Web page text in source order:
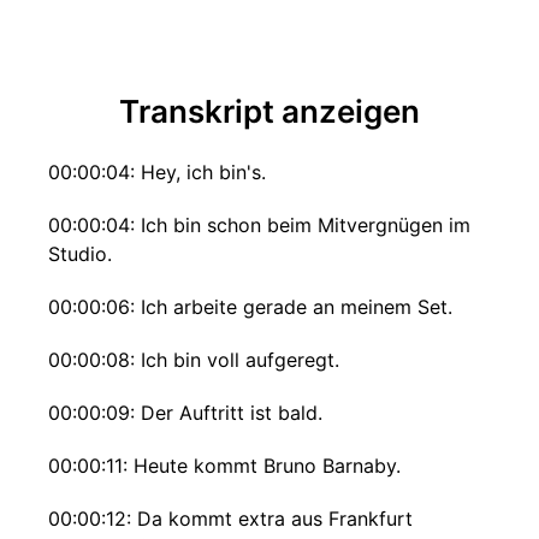
Transkript anzeigen
00:00:04: Hey, ich bin's.
00:00:04: Ich bin schon beim Mitvergnügen im
Studio.
00:00:06: Ich arbeite gerade an meinem Set.
00:00:08: Ich bin voll aufgeregt.
00:00:09: Der Auftritt ist bald.
00:00:11: Heute kommt Bruno Barnaby.
00:00:12: Da kommt extra aus Frankfurt